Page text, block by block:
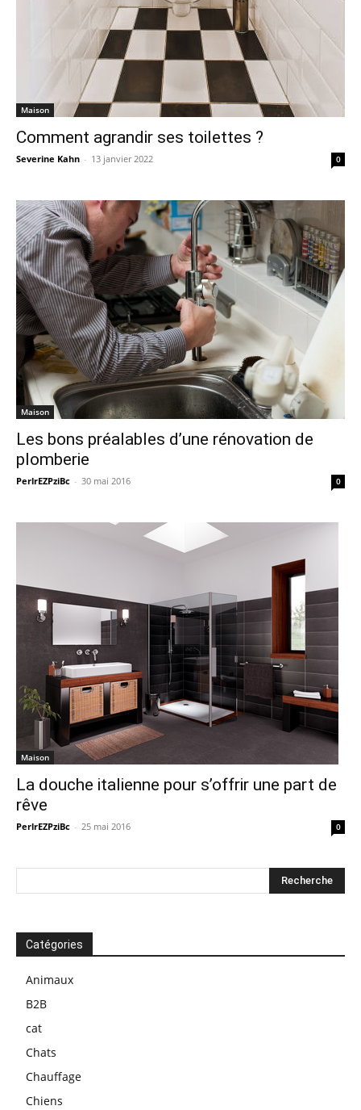
Maison
Comment agrandir ses toilettes ?
Severine Kahn - 13 janvier 2022 0
Maison
Les bons préalables d’une rénovation de
plomberie
PerlrEZPziBc - 30 mai 2016 0
Maison
La douche italienne pour s’offrir une part de
rêve
PerlrEZPziBc - 25 mai 2016 0
Catégories
Animaux
B2B
cat
Chats
Chauffage
Chiens